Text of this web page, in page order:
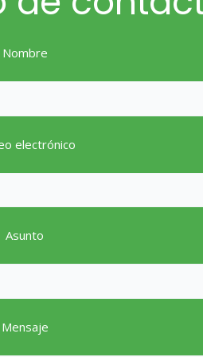
Nombre
electrónico
Asunto
Mensaje